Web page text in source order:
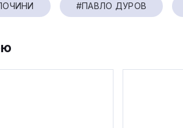
#ПАВЛО ДУРОВ